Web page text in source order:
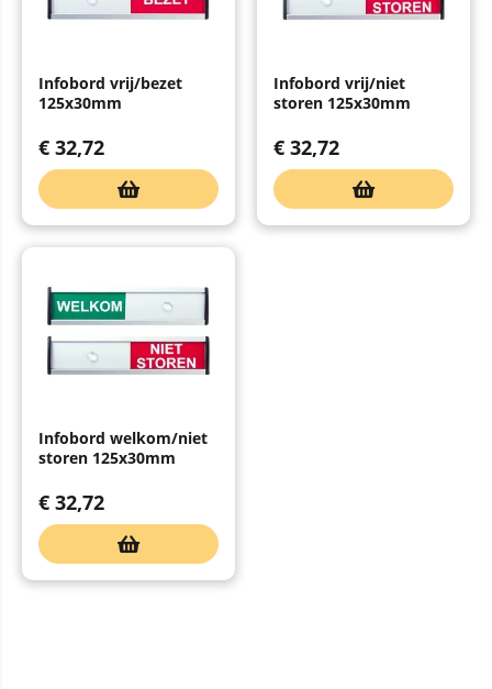
Infobord vrij/bezet
125x30mm
€ 32,72
Infobord vrij/niet
storen 125x30mm
€ 32,72
Infobord welkom/niet
storen 125x30mm
€ 32,72